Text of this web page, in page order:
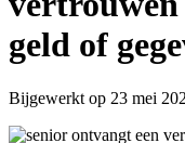
geld of
Bijgewerkt op 23 mei